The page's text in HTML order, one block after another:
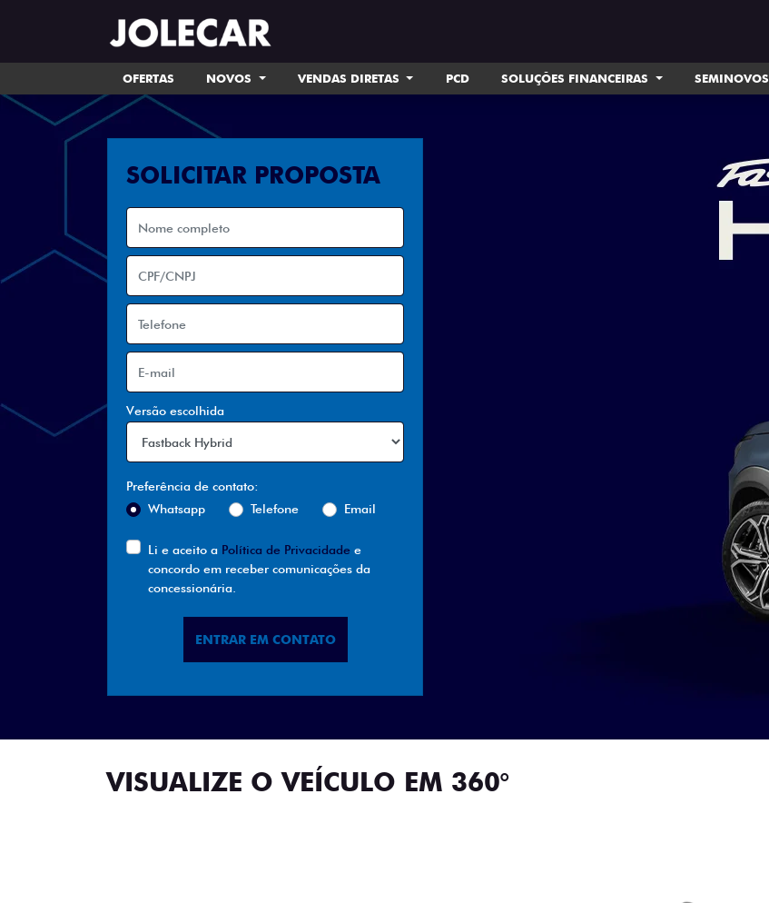
OFERTAS NOVOS VENDAS DIRETAS PCD SOLUÇÕES FINANCEIRAS SEMINOVOS
SOLICITAR PROPOSTA
Versão escolhida
Preferência de contato:
Whatsapp
Telefone Email
Li e aceito a Política de Privacidade e
concordo em receber comunicações da
concessionária.
ENTRAR EM CONTATO
VISUALIZE O VEÍCULO EM 360°